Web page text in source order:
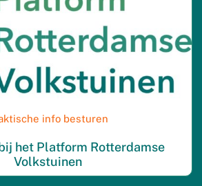
info besturen
het Platform Rotterdamse
Volkstuinen